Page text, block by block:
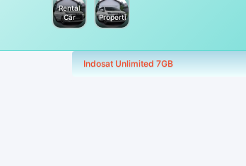
Rental
Car
Properti
Indosat Unlimited 7GB